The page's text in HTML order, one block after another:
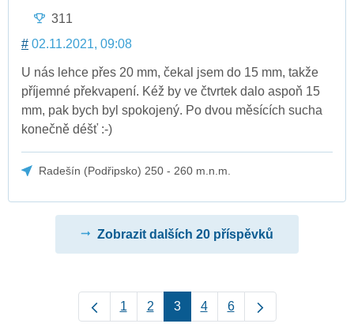
311
# 02.11.2021, 09:08
U nás lehce přes 20 mm, čekal jsem do 15 mm, takže
příjemné překvapení. Kéž by ve čtvrtek dalo aspoň 15
mm, pak bych byl spokojený. Po dvou měsících sucha
konečně déšť :-)
Radešín (Podřipsko) 250 - 260 m.n.m.
Zobrazit dalších 20 příspěvků
1 2 3 4 6